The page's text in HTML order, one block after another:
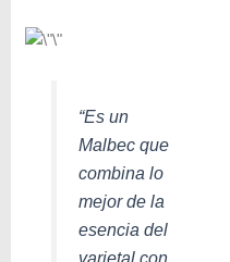
“Es un
Malbec que
combina lo
mejor de la
esencia del
varietal con